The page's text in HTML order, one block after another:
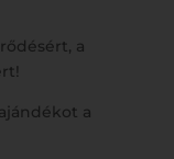
a
a